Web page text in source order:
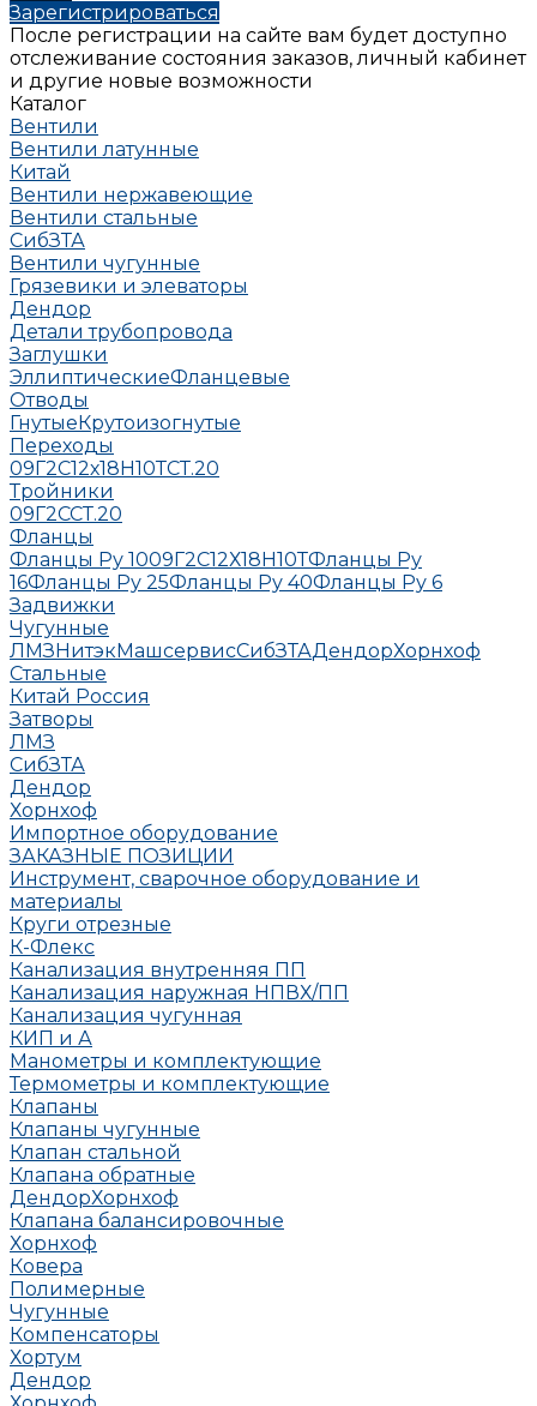
Зарегистрироваться
После регистрации на сайте вам будет доступно
отслеживание состояния заказов, личный кабинет
и другие новые возможности
Каталог
Вентили
Вентили латунные
Китай
Вентили нержавеющие
Вентили стальные
СибЗТА
Вентили чугунные
Грязевики и элеваторы
Дендор
Детали трубопровода
Заглушки
ЭллиптическиеФланцевые
Отводы
ГнутыеКрутоизогнутые
Переходы
09Г2С12х18Н10ТСТ.20
Тройники
09Г2ССТ.20
Фланцы
Фланцы Ру 1009Г2С12Х18Н10ТФланцы Ру
16Фланцы Ру 25Фланцы Ру 40Фланцы Ру 6
Задвижки
Чугунные
ЛМЗНитэкМашсервисСибЗТАДендорХорнхоф
Стальные
Китай Россия
Затворы
ЛМЗ
СибЗТА
Дендор
Хорнхоф
Импортное оборудование
ЗАКАЗНЫЕ ПОЗИЦИИ
Инструмент, сварочное оборудование и
материалы
Круги отрезные
К-Флекс
Канализация внутренняя ПП
Канализация наружная НПВХ/ПП
Канализация чугунная
КИП и А
Манометры и комплектующие
Термометры и комплектующие
Клапаны
Клапаны чугунные
Клапан стальной
Клапана обратные
ДендорХорнхоф
Клапана балансировочные
Хорнхоф
Ковера
Полимерные
Чугунные
Компенсаторы
Хортум
Дендор